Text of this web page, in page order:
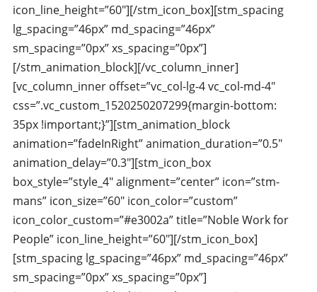
icon_line_height=”60″][/stm_icon_box][stm_spacing
lg_spacing=”46px” md_spacing=”46px”
sm_spacing=”0px” xs_spacing=”0px”]
[/stm_animation_block][/vc_column_inner]
[vc_column_inner offset=”vc_col-lg-4 vc_col-md-4″
css=”.vc_custom_1520250207299{margin-bottom:
35px !important;}”][stm_animation_block
animation=”fadeInRight” animation_duration=”0.5″
animation_delay=”0.3″][stm_icon_box
box_style=”style_4″ alignment=”center” icon=”stm-
mans” icon_size=”60″ icon_color=”custom”
icon_color_custom=”#e3002a” title=”Noble Work for
People” icon_line_height=”60″][/stm_icon_box]
[stm_spacing lg_spacing=”46px” md_spacing=”46px”
sm_spacing=”0px” xs_spacing=”0px”]